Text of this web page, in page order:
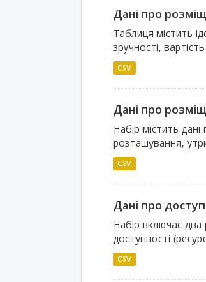
Дані про
Таблиця містить
зручності,
CSV
Дані про
Набір містить
розташування,
CSV
Дані про
Набір включає два
доступності
CSV